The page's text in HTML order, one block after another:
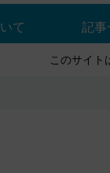
て 記事
このサイト